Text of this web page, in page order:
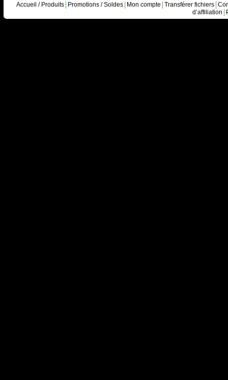
Accueil / Produits Promotions / Soldes Mon compte Transférer fichiers
d’affiliation